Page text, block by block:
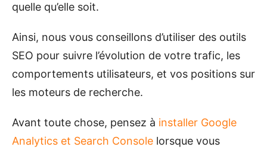
quelle qu’elle soit.
Ainsi, nous vous conseillons d’utiliser des outils
SEO pour suivre l’évolution de votre trafic, les
comportements utilisateurs, et vos positions sur
les moteurs de recherche.
Avant toute chose, pensez à installer Google
Analytics et Search Console lorsque vous